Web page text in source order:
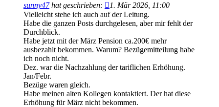
sunny47hat geschrieben:
1. Mär 2026, 11:00
Vielleicht stehe ich auch auf der Leitung.
Habe die ganzen Posts durchgelesen, aber mir fehlt der
Durchblick.
Habe jetzt mit der März Pension ca.200€ mehr
ausbezahlt bekommen. Warum? Bezügemitteilung habe
ich noch nicht.
Dez. war die Nachzahlung der tariflichen Erhöhung.
Jan/Febr.
Bezüge waren gleich.
Habe meinen alten Kollegen kontaktiert. Der hat diese
Erhöhung für März nicht bekommen.